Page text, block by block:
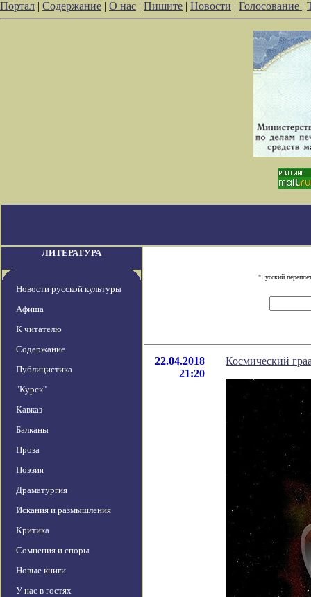
Портал | Содержание | О нас | Пишите | Новости | Голосование |
ЛИТЕРАТУРА
Новости русской культуры
Афиша
К читателю
Содержание
Публицистика
"Курск"
Кавказ
Балканы
Проза
Поэзия
Драматургия
Искания и размышления
Критика
Сомнения и споры
Новые книги
У нас в гостях
"Русский
22.04.2018
21:20
Космический